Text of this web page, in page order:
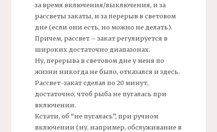
за время включения/выключения, и за
рассветы закаты, и за перерыв в световом
дне (если они есть, но можно не делать).
Причем, рассвет – закат регулируется в
широких достаточно диапазонах.
Ну, перерыва в световом дне у меня по
жизни никогда не было, отказался и здесь.
Рассвет-закат сделал по 20 минут,
достаточно, чтоб рыба не пугалась при
включении.
Кстати, об “не пугалась”, при ручном
включении (ну, например, обслуживание в